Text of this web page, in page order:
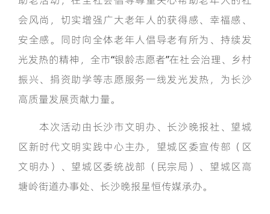
会风尚，切实增强广大老年人的获得感、幸福感、
安全感。同时向全体老年人倡导老有所为、持续发
光发热的精神，全市“银龄志愿者”在社会治理、乡村
振兴、捐资助学等志愿服务一线发光发热，为长沙
高质量发展贡献力量。
本次活动由长沙市文明办、长沙晚报社、望城
区新时代文明实践中心主办，望城区委宣传部（区
文明办）、望城区委统战部（民宗局）、望城区高
塘岭街道办事处、长沙晚报星恒传媒承办。